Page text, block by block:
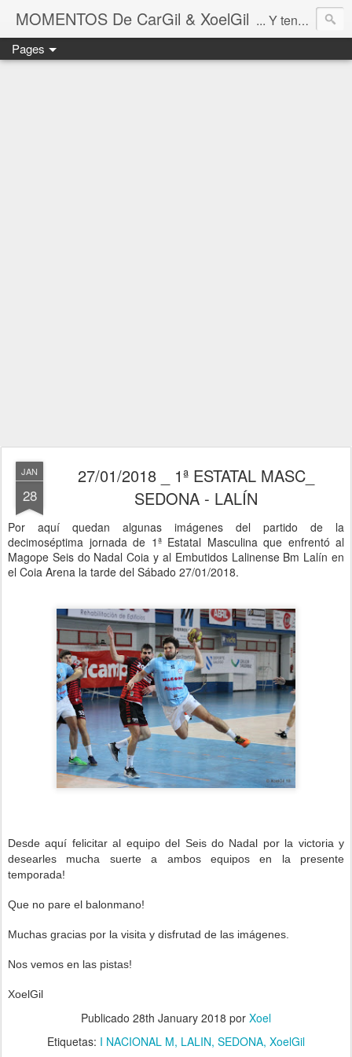
MOMENTOS De CarGil & XoelGil ... Y tengan cuidado ahí fuera, por favor.
Pages
JAN
28
27/01/2018 _ 1ª ESTATAL MASC_
SEDONA - LALÍN
Por aquí quedan algunas imágenes del partido de la
decimoséptima jornada de 1ª Estatal Masculina que enfrentó al
Magope Seis do Nadal Coia y al Embutidos Lalinense Bm Lalín en
el Coia Arena la tarde del Sábado 27/01/2018.
Desde aquí felicitar al equipo del Seis do Nadal por la victoria y
desearles mucha suerte a ambos equipos en la presente
temporada!
Que no pare el balonmano!
Muchas gracias por la visita y disfrutad de las imágenes.
Nos vemos en las pistas!
XoelGil
Publicado 28th January 2018 por Xoel
Etiquetas: I NACIONAL M LALIN SEDONA XoelGil